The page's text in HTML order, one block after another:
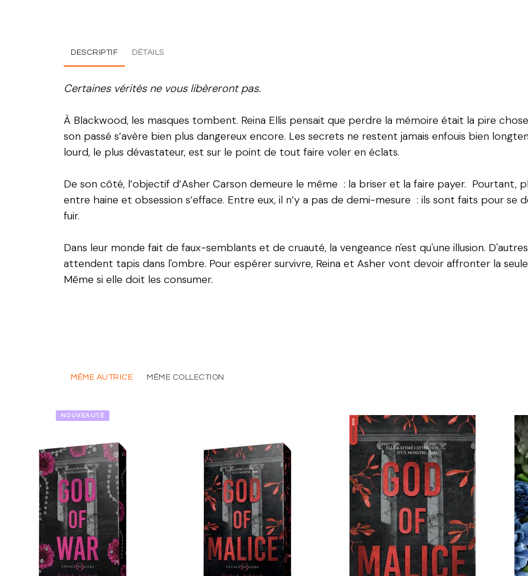
DESCRIPTIF DÉTAILS
Certaines vérités ne vous libèreront pas.
À Blackwood, les masques tombent. Reina Ellis pensait que perdre la mémoire était la pire
son passé s’avère bien plus dangereux encore. Les secrets ne restent jamais enfouis bien
lourd, le plus dévastateur, est sur le point de tout faire voler en éclats.
De son côté, l’objectif d’Asher Carson demeure le même : la briser et la faire payer. Pourtant,
entre haine et obsession s’efface. Entre eux, il n’y a pas de demi-mesure : ils sont faits pour se
fuir.
Dans leur monde fait de faux-semblants et de cruauté, la vengeance n'est qu'une illusion.
attendent tapis dans l'ombre. Pour espérer survivre, Reina et Asher vont devoir affronter la
Même si elle doit les consumer.
MÊME AUTRICE MÊME COLLECTION
NOUVEAUTÉ